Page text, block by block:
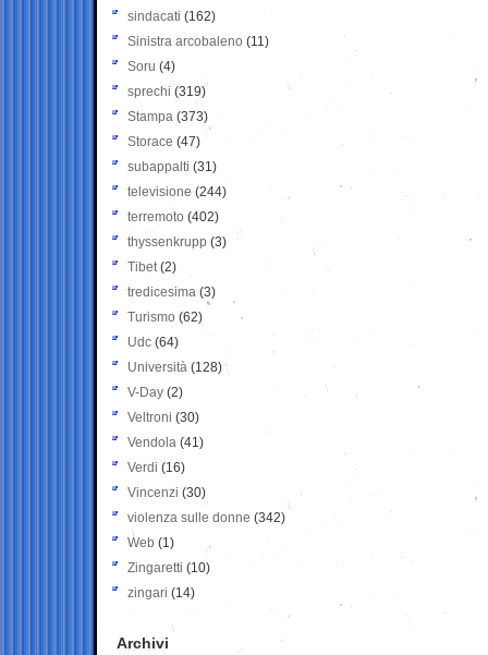
sindacati (162)
Sinistra arcobaleno (11)
Soru (4)
sprechi (319)
Stampa (373)
Storace (47)
subappalti (31)
televisione(244)
terremoto (402)
thyssenkrupp (3)
Tibet(2)
tredicesima (3)
Turismo (62)
Udc (64)
Università (128)
V-Day (2)
Veltroni (30)
Vendola (41)
Verdi (16)
Vincenzi (30)
violenza sulle donne (342)
Web (1)
Zingaretti (10)
zingari (14)
Archivi